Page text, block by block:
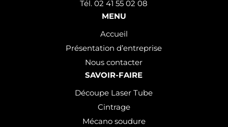
Tél. 02 41 55 02 08
MENU
Accueil
Présentation d’entreprise
Nous contacter
SAVOIR-FAIRE
Découpe Laser Tube
Cintrage
Mécano soudure